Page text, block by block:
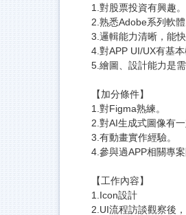
1.對股票投資有興趣。
2.熟悉Adobe系列軟體
3.邏輯能力清晰，能
4.對APP UI/UX有基本
5.繪圖、設計能力是需
【加分條件】
1.對Figma熟練。
2.對AI生成式圖像有
3.有動畫實作經驗。
4.參與過APP相關專
【工作內容】
1.Icon設計
2.UI流程訪談觀察後